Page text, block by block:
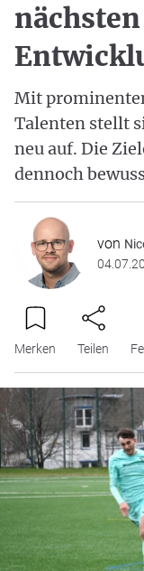
nächsten
Mit
Talenten stellt
neu auf. Die
dennoch
von
Merken Teilen